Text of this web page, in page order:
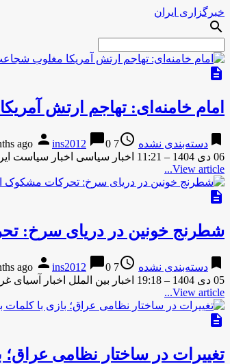
خبرگزاری ایران
search
description
امام خامنه‌ای: تهاجم ارتش
bookmark دسته‌بندی نشده access_time
7 months ago
person ins2012 chat_bubble0
06 دی 1404 – 11:21 اخبار سیاسی اخبار سیاست ایران رهبر معظم انقلاب اسلامی در پیامی به نشست سالانه اتحادیه …
View article...
description
شطرنج خونین در دریای سرخ:
bookmark دسته‌بندی نشده access_time
7 months ago
person ins2012 chat_bubble0
05 دی 1404 – 19:18 اخبار بین الملل اخبار آسیای غربی یمن دیگر فقط میدان نزاع داخلی یا رقابت عربی …
View article...
description
تغییرات در ساختار نظامی